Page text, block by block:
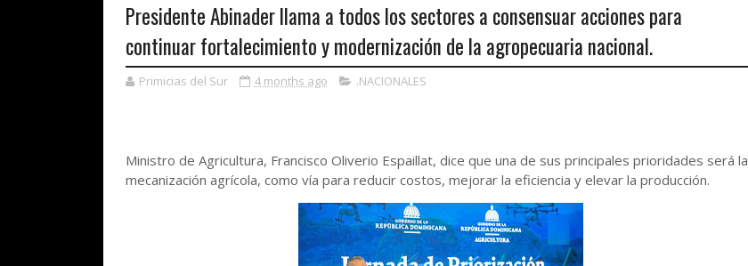
Presidente Abinader llama a todos los sectores a consensuar acciones para
continuar fortalecimiento y modernización de la agropecuaria nacional.
Primicias del Sur 4 months ago .NACIONALES
Ministro de Agricultura, Francisco Oliverio Espaillat, dice que una de sus principales prioridades será la
mecanización agrícola, como vía para reducir costos, mejorar la eficiencia y elevar la producción.